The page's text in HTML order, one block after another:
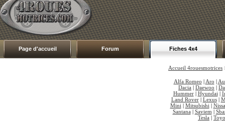
Page d'accueil Forum Fiches 4x4
Accueil 4rouesmotrices
Alfa Romeo | Aro |
Dacia | Daewoo |
Hummer| Hyundai |
Land Rover| Lexus|
Mini | Mitsubishi |
Santana | Saviem |
Tesla |